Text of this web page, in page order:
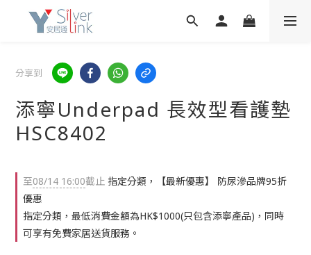
分享到
添寧Underpad 長效型看護墊
HSC8402
至08/14 16:00截止 指定分類，【最新優惠】 防尿滲品牌95折
優惠
指定分類，最低消費金額為HK$1000(只包含添寧產品)，同時
可享有免費家居送貨服務。